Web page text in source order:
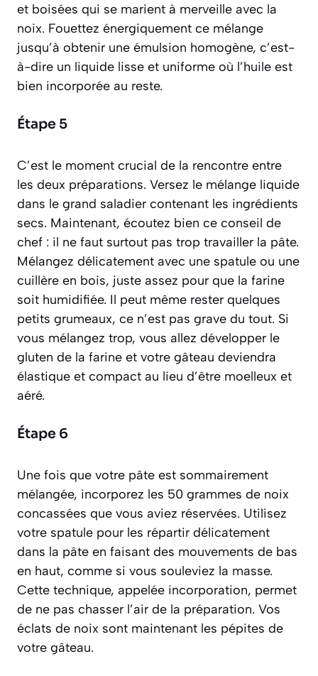
et boisées qui se marient à merveille avec la
noix. Fouettez énergiquement ce mélange
jusqu’à obtenir une émulsion homogène, c’est-
à-dire un liquide lisse et uniforme où l’huile est
bien incorporée au reste.
Étape 5
C’est le moment crucial de la rencontre entre
les deux préparations. Versez le mélange liquide
dans le grand saladier contenant les ingrédients
secs. Maintenant, écoutez bien ce conseil de
chef : il ne faut surtout pas trop travailler la pâte.
Mélangez délicatement avec une spatule ou une
cuillère en bois, juste assez pour que la farine
soit humidifiée. Il peut même rester quelques
petits grumeaux, ce n’est pas grave du tout. Si
vous mélangez trop, vous allez développer le
gluten de la farine et votre gâteau deviendra
élastique et compact au lieu d’être moelleux et
aéré.
Étape 6
Une fois que votre pâte est sommairement
mélangée, incorporez les 50 grammes de noix
concassées que vous aviez réservées. Utilisez
votre spatule pour les répartir délicatement
dans la pâte en faisant des mouvements de bas
en haut, comme si vous souleviez la masse.
Cette technique, appelée incorporation, permet
de ne pas chasser l’air de la préparation. Vos
éclats de noix sont maintenant les pépites de
votre gâteau.